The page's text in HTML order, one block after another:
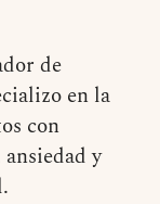
de
en la
con
y